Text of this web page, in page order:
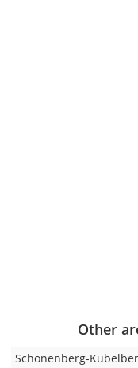
Other
Schonenberg-